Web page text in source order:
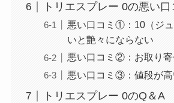
トリエスプレー 0の悪い口
悪い口コミ①：10（ジ
いと艶々にならない
悪い口コミ②：お取り寄
悪い口コミ③：値段が高
トリエスプレー 0のQ＆A